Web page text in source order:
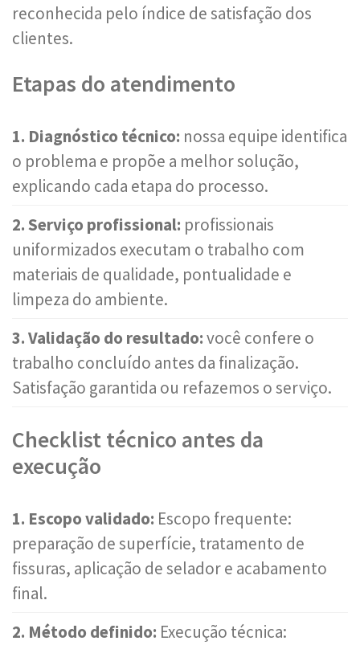
reconhecida pelo índice de satisfação dos
clientes.
Etapas do atendimento
1. Diagnóstico técnico: nossa equipe identifica
o problema e propõe a melhor solução,
explicando cada etapa do processo.
2. Serviço profissional: profissionais
uniformizados executam o trabalho com
materiais de qualidade, pontualidade e
limpeza do ambiente.
3. Validação do resultado:você confere o
trabalho concluído antes da finalização.
Satisfação garantida ou refazemos o serviço.
Checklist técnico antes da
execução
1. Escopo validado: Escopo frequente:
preparação de superfície, tratamento de
fissuras, aplicação de selador e acabamento
final.
2. Método definido: Execução técnica: